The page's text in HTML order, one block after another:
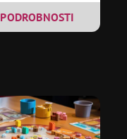
PODROBNOSTI